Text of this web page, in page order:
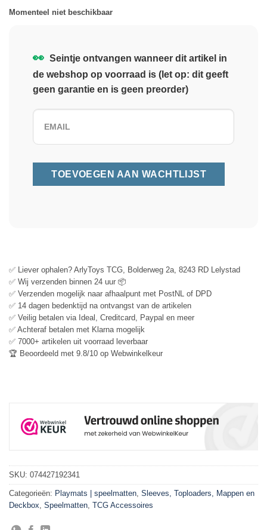
Momenteel niet beschikbaar
👀 Seintje ontvangen wanneer dit artikel in
de webshop op voorraad is (let op: dit geeft
geen garantie en is geen preorder)
✅ Liever ophalen? ArlyToys TCG, Bolderweg 2a, 8243 RD Lelystad
✅ Wij verzenden binnen 24 uur 📦
✅ Verzenden mogelijk naar afhaalpunt met PostNL of DPD
✅ 14 dagen bedenktijd na ontvangst van de artikelen
✅ Veilig betalen via Ideal, Creditcard, Paypal en meer
✅ Achteraf betalen met Klarna mogelijk
✅ 7000+ artikelen uit voorraad leverbaar
🏆 Beoordeeld met 9.8/10 op Webwinkelkeur
SKU: 074427192341
Categorieën: Playmats | speelmatten Sleeves, Toploaders, Mappen en
Deckbox Speelmatten TCG Accessoires